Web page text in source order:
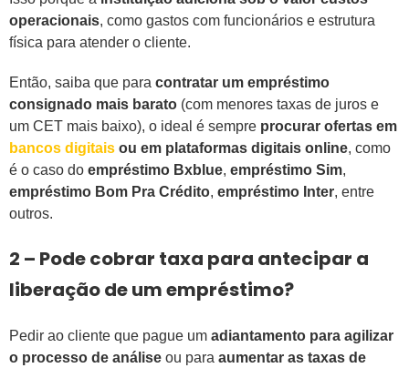
operacionais, como gastos com funcionários e estrutura
física para atender o cliente.
Então, saiba que para contratar um empréstimo
consignado mais barato (com menores taxas de juros e
um CET mais baixo), o ideal é sempre procurar ofertas em
bancos digitais ou em plataformas digitais online, como
é o caso do empréstimo Bxblue, empréstimo Sim,
empréstimo Bom Pra Crédito, empréstimo Inter, entre
outros.
2 – Pode cobrar taxa para antecipar a
liberação de um empréstimo?
Pedir ao cliente que pague um adiantamento para agilizar
o processo de análise ou para aumentar as taxas de